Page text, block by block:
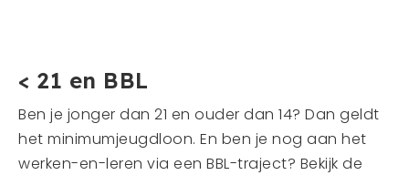
< 21 en BBL
Ben je jonger dan 21 en ouder dan 14? Dan geldt
het minimumjeugdloon. En ben je nog aan het
werken-en-leren via een BBL-traject? Bekijk de